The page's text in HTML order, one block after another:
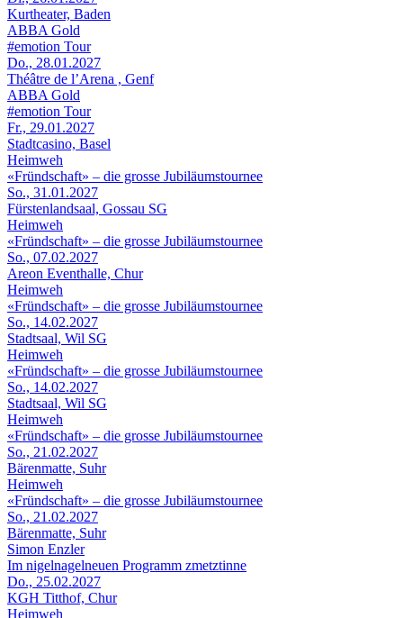
Kurtheater, Baden
ABBA Gold
#emotion Tour
Do., 28.01.2027
Théâtre de l’Arena , Genf
ABBA Gold
#emotion Tour
Fr., 29.01.2027
Stadtcasino, Basel
Heimweh
«Fründschaft» – die grosse Jubiläumstournee
So., 31.01.2027
Fürstenlandsaal, Gossau SG
Heimweh
«Fründschaft» – die grosse Jubiläumstournee
So., 07.02.2027
Areon Eventhalle, Chur
Heimweh
«Fründschaft» – die grosse Jubiläumstournee
So., 14.02.2027
Stadtsaal, Wil SG
Heimweh
«Fründschaft» – die grosse Jubiläumstournee
So., 14.02.2027
Stadtsaal, Wil SG
Heimweh
«Fründschaft» – die grosse Jubiläumstournee
So., 21.02.2027
Bärenmatte, Suhr
Heimweh
«Fründschaft» – die grosse Jubiläumstournee
So., 21.02.2027
Bärenmatte, Suhr
Simon Enzler
Im nigelnagelneuen Programm zmetztinne
Do., 25.02.2027
KGH Titthof, Chur
Heimweh